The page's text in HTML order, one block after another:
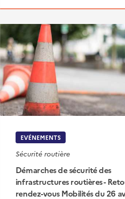
EVÉNEMENTS
Sécurité routière
Démarches de sécurité des
infrastructures routières -
rendez-vous Mobilités du 26